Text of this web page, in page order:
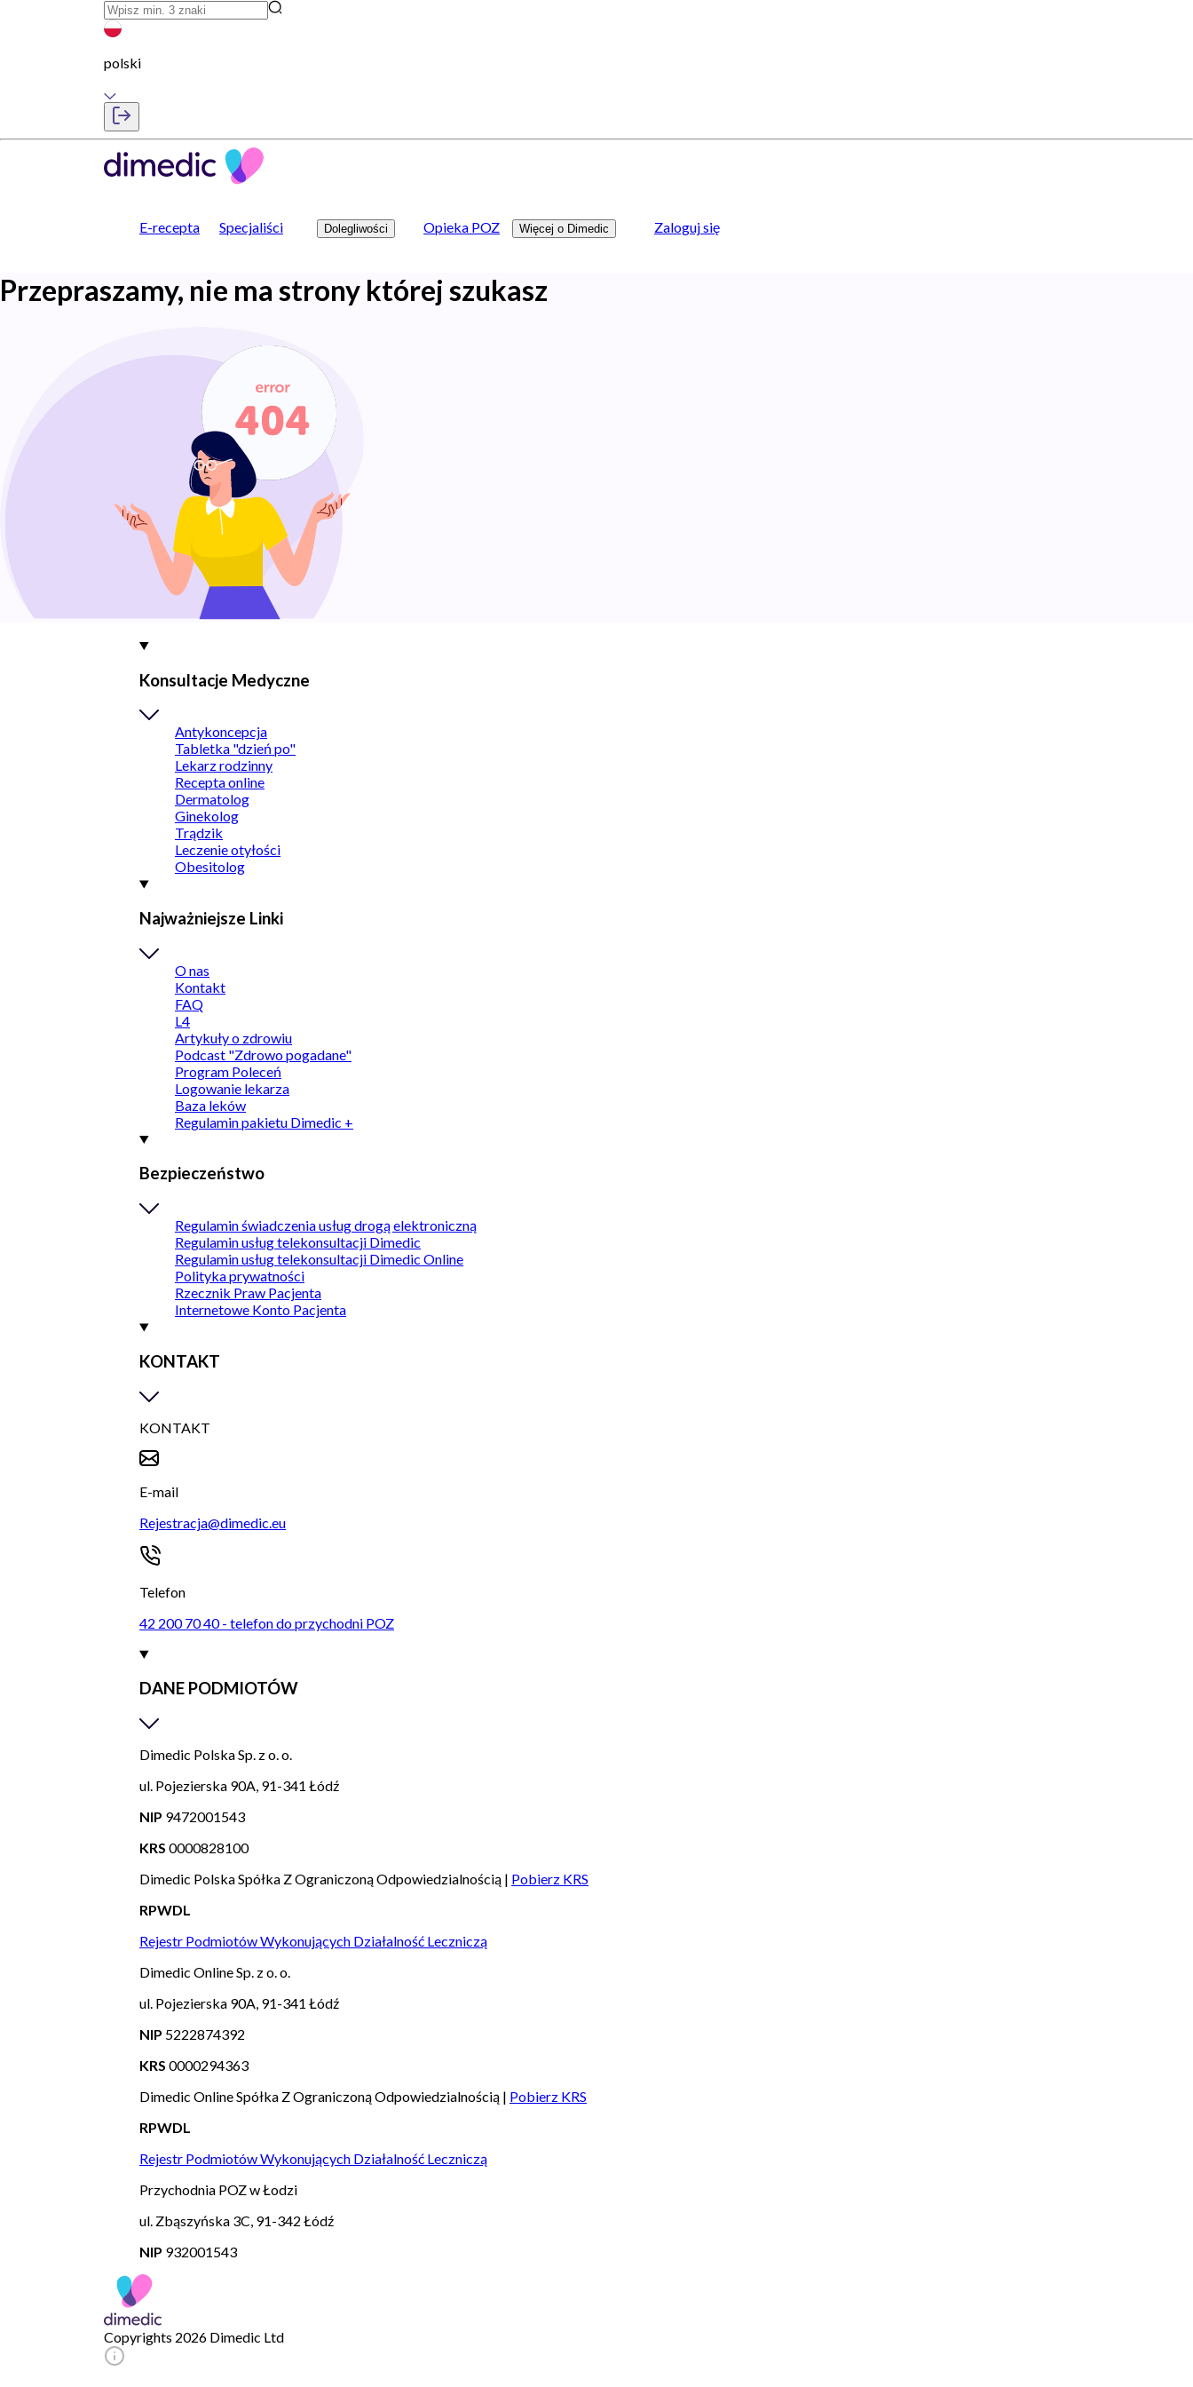
polski
E-recepta Specjaliści Dolegliwości Opieka POZ Więcej o Dimedic Zaloguj się
Przepraszamy, nie ma strony której szukasz
Konsultacje Medyczne
Antykoncepcja
Tabletka "dzień po"
Lekarz rodzinny
Recepta online
Dermatolog
Ginekolog
Trądzik
Leczenie otyłości
Obesitolog
Najważniejsze Linki
O nas
Kontakt
FAQ
L4
Artykuły o zdrowiu
Podcast "Zdrowo pogadane"
Program Poleceń
Logowanie lekarza
Baza leków
Regulamin pakietu Dimedic +
Bezpieczeństwo
Regulamin świadczenia usług drogą elektroniczną
Regulamin usług telekonsultacji Dimedic
Regulamin usług telekonsultacji Dimedic Online
Polityka prywatności
Rzecznik Praw Pacjenta
Internetowe Konto Pacjenta
KONTAKT
KONTAKT
E-mail
Rejestracja@dimedic.eu
Telefon
42 200 70 40 - telefon do przychodni POZ
DANE PODMIOTÓW
Dimedic Polska Sp. z o. o.
ul. Pojezierska 90A, 91-341 Łódź
NIP 9472001543
KRS 0000828100
Dimedic Polska Spółka Z Ograniczoną Odpowiedzialnością | Pobierz KRS
RPWDL
Rejestr Podmiotów Wykonujących Działalność Leczniczą
Dimedic Online Sp. z o. o.
ul. Pojezierska 90A, 91-341 Łódź
NIP 5222874392
KRS 0000294363
Dimedic Online Spółka Z Ograniczoną Odpowiedzialnością | Pobierz KRS
RPWDL
Rejestr Podmiotów Wykonujących Działalność Leczniczą
Przychodnia POZ w Łodzi
ul. Zbąszyńska 3C, 91-342 Łódź
NIP 932001543
Copyrights 2026 Dimedic Ltd